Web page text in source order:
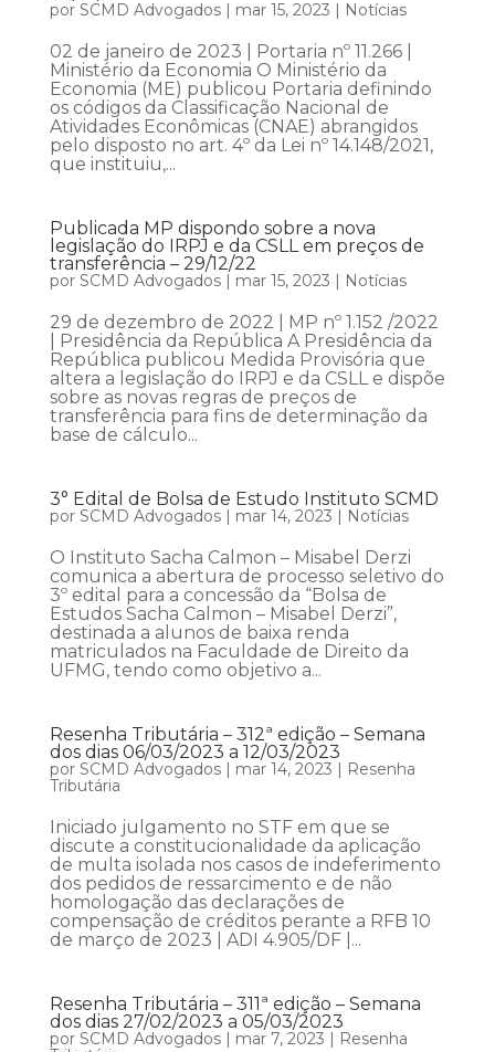
por SCMD Advogados| mar 15, 2023 | Notícias
02 de janeiro de 2023 | Portaria nº 11.266 |
Ministério da Economia O Ministério da
Economia (ME) publicou Portaria definindo
os códigos da Classificação Nacional de
Atividades Econômicas (CNAE) abrangidos
pelo disposto no art. 4º da Lei nº 14.148/2021,
que instituiu,...
Publicada MP dispondo sobre a nova
legislação do IRPJ e da CSLL em preços de
transferência – 29/12/22
por SCMD Advogados| mar 15, 2023 | Notícias
29 de dezembro de 2022 | MP nº 1.152 /2022
| Presidência da República A Presidência da
República publicou Medida Provisória que
altera a legislação do IRPJ e da CSLL e dispõe
sobre as novas regras de preços de
transferência para fins de determinação da
base de cálculo...
3° Edital de Bolsa de Estudo Instituto SCMD
por SCMD Advogados| mar 14, 2023 | Notícias
O Instituto Sacha Calmon – Misabel Derzi
comunica a abertura de processo seletivo do
3º edital para a concessão da “Bolsa de
Estudos Sacha Calmon – Misabel Derzi”,
destinada a alunos de baixa renda
matriculados na Faculdade de Direito da
UFMG, tendo como objetivo a...
Resenha Tributária – 312ª edição – Semana
dos dias 06/03/2023 a 12/03/2023
por SCMD Advogados| mar 14, 2023 | Resenha
Tributária
Iniciado julgamento no STF em que se
discute a constitucionalidade da aplicação
de multa isolada nos casos de indeferimento
dos pedidos de ressarcimento e de não
homologação das declarações de
compensação de créditos perante a RFB 10
de março de 2023 | ADI 4.905/DF |...
Resenha Tributária – 311ª edição – Semana
dos dias 27/02/2023 a 05/03/2023
por SCMD Advogados| mar 7, 2023 | Resenha